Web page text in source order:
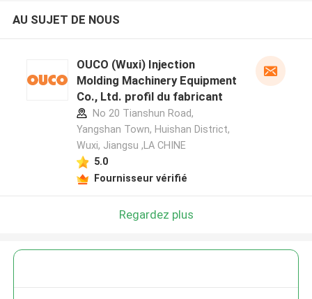
AU SUJET DE NOUS
OUCO (Wuxi) Injection
Molding Machinery Equipment
Co., Ltd. profil du fabricant
No 20 Tianshun Road,
Yangshan Town, Huishan District,
Wuxi, Jiangsu ,LA CHINE
5.0
Fournisseur vérifié
Regardez plus